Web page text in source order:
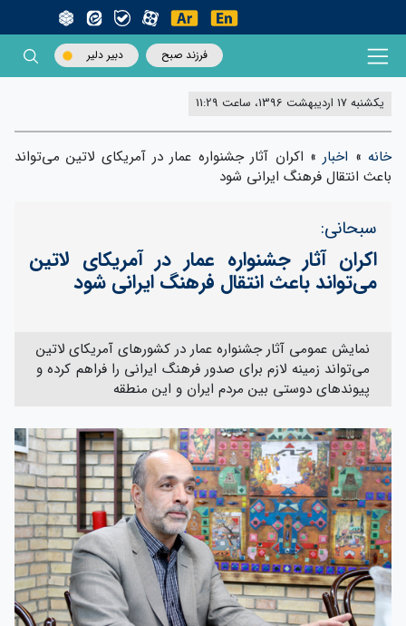
فرزند صبح دبیر دلیر
یکشنبه 17 اردیبهشت 1396، ساعت 11:29
خانه» اخبار » اکران آثار جشنواره عمار در آمریکای لاتین می‌تواند
باعث انتقال فرهنگ ایرانی شود
سبحانی:
اکران آثار جشنواره عمار در آمریکای لاتین
می‌تواند باعث انتقال فرهنگ ایرانی شود
نمایش عمومی آثار جشنواره عمار در کشورهای آمریکای لاتین
می‌تواند زمینه لازم برای صدور فرهنگ ایرانی را فراهم کرده و
پیوندهای دوستی بین مردم ایران و این منطقه